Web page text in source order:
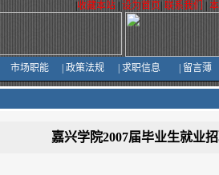
收藏本站 设为首页 联系我们
市场职能 政策法规 求职信息 留言薄
嘉兴学院2007届毕业生就业